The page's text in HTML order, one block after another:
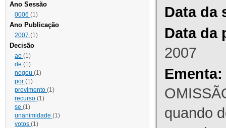
Ano Sessão
0006 (1)
Ano Publicação
2007 (1)
Decisão
ao (1)
de (1)
negou (1)
por (1)
provimento (1)
recurso (1)
se (1)
unanimidade (1)
votos (1)
Data da
Data da
2007
Ementa:
quando